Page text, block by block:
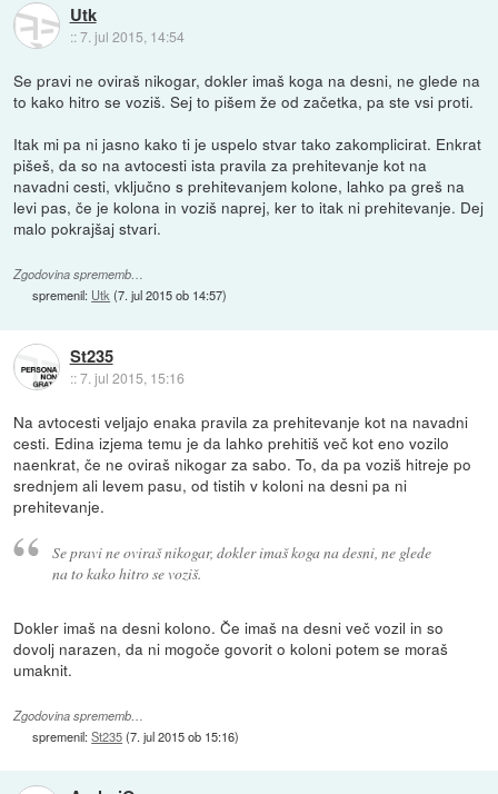
Utk
::7. jul 2015, 14:54
Se pravi ne oviraš nikogar, dokler imaš koga na desni, ne glede na
to kako hitro se voziš. Sej to pišem že od začetka, pa ste vsi proti.
Itak mi pa ni jasno kako ti je uspelo stvar tako zakomplicirat. Enkrat
pišeš, da so na avtocesti ista pravila za prehitevanje kot na
navadni cesti, vključno s prehitevanjem kolone, lahko pa greš na
levi pas, če je kolona in voziš naprej, ker to itak ni prehitevanje. Dej
malo pokrajšaj stvari.
Zgodovina sprememb…
spremenil: Utk(7. jul 2015 ob 14:57)
St235
::7. jul 2015, 15:16
Na avtocesti veljajo enaka pravila za prehitevanje kot na navadni
cesti. Edina izjema temu je da lahko prehitiš več kot eno vozilo
naenkrat, če ne oviraš nikogar za sabo. To, da pa voziš hitreje po
srednjem ali levem pasu, od tistih v koloni na desni pa ni
prehitevanje.
Se pravi ne oviraš nikogar, dokler imaš koga na desni, ne glede
na to kako hitro se voziš.
Dokler imaš na desni kolono. Če imaš na desni več vozil in so
dovolj narazen, da ni mogoče govorit o koloni potem se moraš
umaknit.
Zgodovina sprememb…
spremenil:St235(7. jul 2015 ob 15:16)